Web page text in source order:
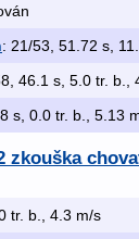
: 21/53, 51.72 s,
46.1 s, 5.0 tr. b.,
s, 0.0 tr. b., 5.13
zkouška
tr. b., 4.3 m/s